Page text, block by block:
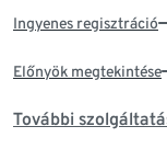
Ingyenes regisztráció
Előnyök megtekintése
További